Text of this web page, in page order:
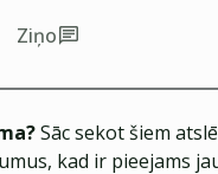
Ziņo
Sāc sekot šiem
kad ir pieejams